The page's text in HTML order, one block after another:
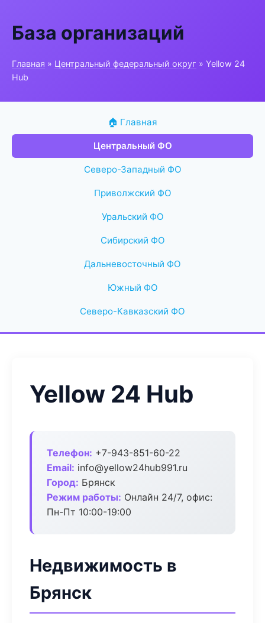
База организаций
Главная » Центральный федеральный округ » Yellow 24
Hub
🏠 Главная
Центральный ФО
Северо-Западный ФО
Приволжский ФО
Уральский ФО
Сибирский ФО
Дальневосточный ФО
Южный ФО
Северо-Кавказский ФО
Yellow 24 Hub
Телефон: +7-943-851-60-22
Email: info@yellow24hub991.ru
Город: Брянск
Режим работы: Онлайн 24/7, офис:
Пн-Пт 10:00-19:00
Недвижимость в
Брянск